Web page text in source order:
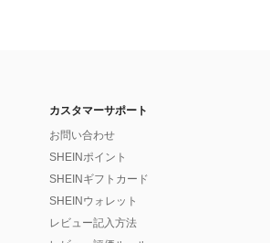
カスタマーサポート
お問い合わせ
SHEINポイント
SHEINギフトカード
SHEINウォレット
レビュー記入方法